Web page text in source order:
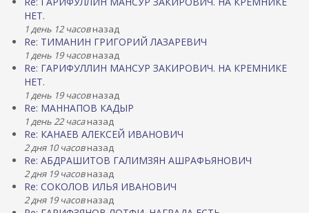
НЕТ.
1 день 12 часовназад
Re: ТИМАНИН ГРИГОРИЙ ЛАЗАРЕВИЧ
1 день 19 часовназад
Re: ГАРИФУЛЛИН МАНСУР ЗАКИРОВИЧ. НА КРЕМНИКЕ
НЕТ.
1 день 19 часовназад
Re: МАННАПОВ КАДЫР
1 день 22 часаназад
Re: КАНАЕВ АЛЕКСЕЙ ИВАНОВИЧ
2 дня 10 часовназад
Re: АБДРАШИТОВ ГАЛИМЗЯН АШРАФЬЯНОВИЧ
2 дня 19 часовназад
Re: СОКОЛОВ ИЛЬЯ ИВАНОВИЧ
2 дня 19 часовназад